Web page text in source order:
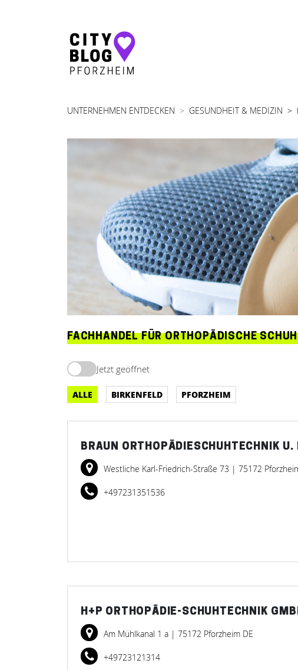
Hauptnavigation
UNTERNEHMEN ENTDECKEN GESUNDHEIT & MEDIZIN
FACHHANDEL FÜR ORTHOPÄDISCHE
Jetzt geöffnet
ALLE BIRKENFELD PFORZHEIM
BRAUN ORTHOPÄDIESCHUHTECHNIK U.
Westliche Karl-Friedrich-Straße 73 | 75172
+497231351536
H+P ORTHOPÄDIE-SCHUHTECHNIK
Am Mühlkanal 1 a | 75172 Pforzheim DE
+49723121314